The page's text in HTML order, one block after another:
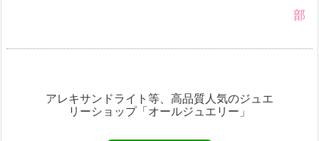
部
アレキサンドライト等、高品質人気のジュエ
リーショップ「オールジュエリー」